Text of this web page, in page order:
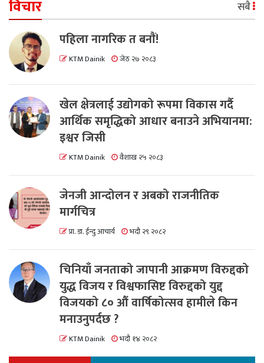
विचार सबै
पहिला नागरिक त बनाैं!
KTM Dainik जेठ २७ २०८३
खेल क्षेत्रलाई उद्योगको रूपमा विकास गर्दै
आर्थिक समृद्धिको आधार बनाउने अभियानमा:
इश्वर जिसी
KTM Dainik वैशाख २५ २०८३
जेनजी आन्दोलन र अबको राजनीतिक
मार्गचित्र
प्रा. डा. ईन्दु आचार्य भदौ २९ २०८२
चिनियाँ जनताको जापानी आक्रमण विरुद्दको
युद्ध विजय र विश्वफासिष्ट विरुद्दको युद्द
विजयको ८० औं वार्षिकोत्सव हामीले किन
मनाउनुपर्दछ ?
KTM Dainik भदौ १४ २०८२